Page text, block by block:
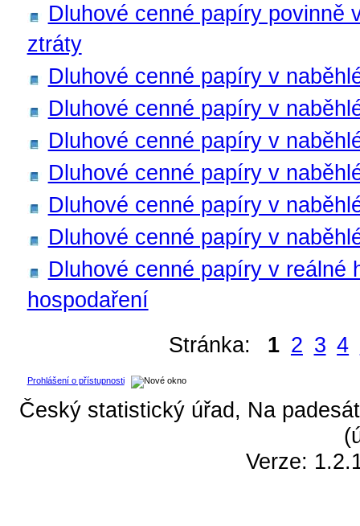
Dluhové cenné papíry povinně
ztráty
Dluhové cenné papíry v
Dluhové cenné papíry v
Dluhové cenné papíry v
Dluhové cenné papíry v
Dluhové cenné papíry v
Dluhové cenné papíry v
Dluhové cenné papíry v reálné
hospodaření
Stránka:
1 2 3 4
Prohlášení o přístupnosti
Český statistický úřad, Na
Verze: